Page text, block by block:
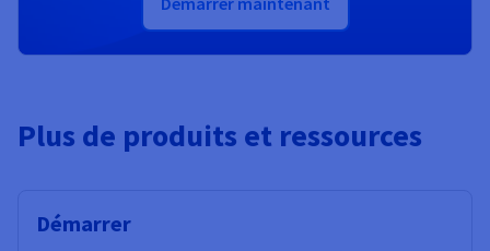
Plus de produits et ressources
Démarrer